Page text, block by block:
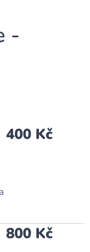
-
400 Kč
800 Kč